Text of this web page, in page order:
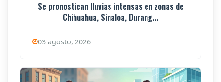
Se pronostican lluvias intensas en zonas de
Chihuahua, Sinaloa, Durang...
03 agosto, 2026